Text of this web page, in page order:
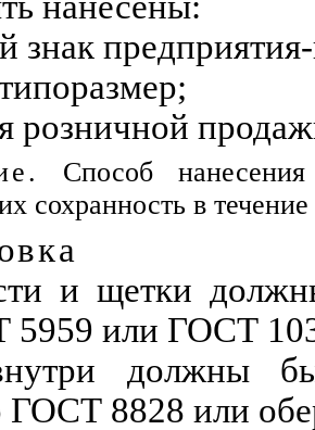
знак
розничной
Способ
сохранность в
и щетки
5959 или ГОСТ
должны
ГОСТ 8828 или